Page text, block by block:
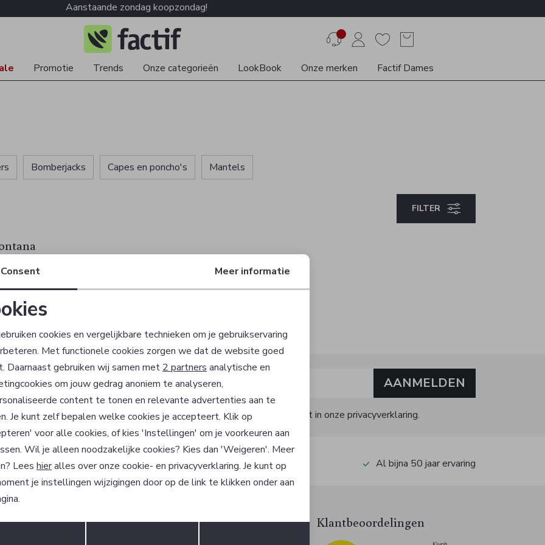
Aanstaande zondag koopzondag!
Promotie Trends Onze categorieën LookBook Onze merken Factif Dames
Bomberjacks Capes en poncho's Mantels
FILTER
ook gelijk €5,- korting!
AANMELDEN
Hoe we met je data omgaan? Bekijk dit in onze privacyverklaring.
sparen voor korting Wij scoren een 9,4 op Kiyoh Al bijna 50 jaar ervaring
Factif? Klantenservice Klantbeoordelingen
cookies Marketing cookies
Terug Opslaan
Consent Meer informatie
cookies en vergelijkbare technieken om je gebruikservaring
Met functionele cookies zorgen we dat de website goed
Daarnaast gebruiken wij samen met 2 partners analytische en
om jouw gedrag anoniem te analyseren,
content te tonen en relevante advertenties aan te
Je kunt zelf bepalen welke cookies je accepteert. Klik op
voor alle cookies, of kies 'Instellingen' om je voorkeuren aan
Wil je alleen noodzakelijke cookies? Kies dan 'Weigeren'. Meer
Lees hieralles over onze cookie- en privacyverklaring. Je kunt op
je instellingen wijzigingen door op de link te klikken onder aan